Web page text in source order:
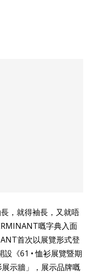
，就得袖長，又就唔
嘅字典入面
首次以展覽形式登
《61 • 恤衫展覽暨期
示牆」，展示品牌嘅